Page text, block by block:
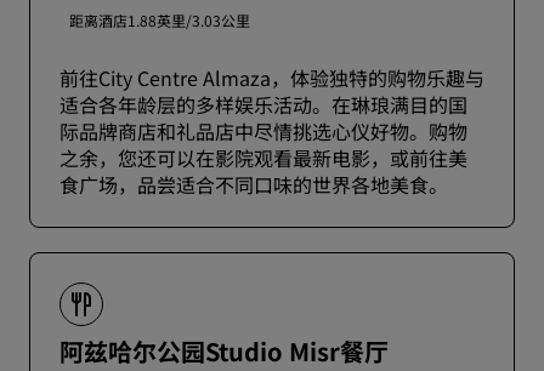
距离酒店1.88英里/3.03公里
前往City Centre Almaza，体验独特的购物乐趣与
适合各年龄层的多样娱乐活动。在琳琅满目的国
际品牌商店和礼品店中尽情挑选心仪好物。购物
之余，您还可以在影院观看最新电影，或前往美
食广场，品尝适合不同口味的世界各地美食。
阿兹哈尔公园Studio Misr餐厅